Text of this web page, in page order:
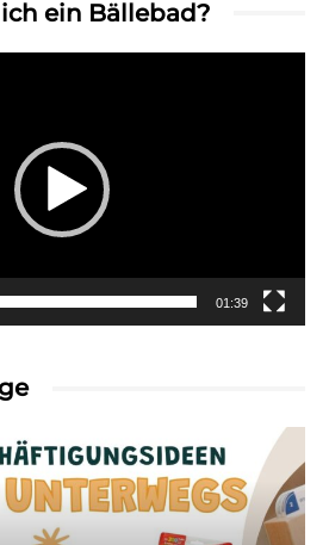
ein Bällebad?
01:39